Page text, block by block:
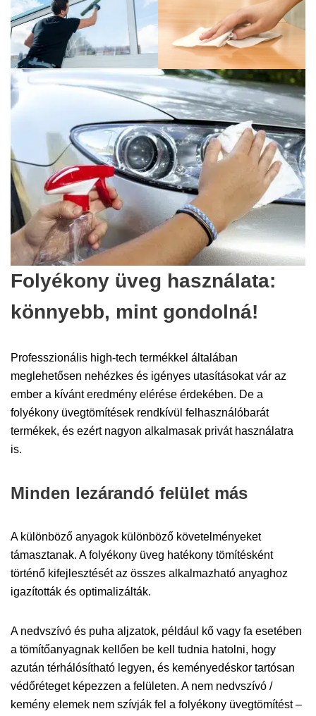
Folyékony üveg használata:
könnyebb, mint gondolná!
Professzionális high-tech termékkel általában
meglehetősen nehézkes és igényes utasításokat vár az
ember a kívánt eredmény elérése érdekében. De a
folyékony üvegtömítések rendkívül felhasználóbarát
termékek, és ezért nagyon alkalmasak privát használatra
is.
Minden lezárandó felület más
A különböző anyagok különböző követelményeket
támasztanak. A folyékony üveg hatékony tömítésként
történő kifejlesztését az összes alkalmazható anyaghoz
igazították és optimalizálták.
A nedvszívó és puha aljzatok, például kő vagy fa esetében
a tömítőanyagnak kellően be kell tudnia hatolni, hogy
azután térhálósítható legyen, és keményedéskor tartósan
védőréteget képezzen a felületen. A nem nedvszívó /
kemény elemek nem szívják fel a folyékony üvegtömítést –